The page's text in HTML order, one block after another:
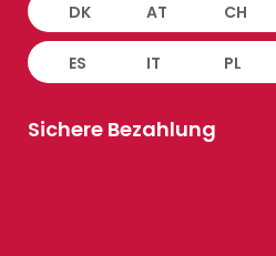
DK AT CH
ES IT PL
Sichere Bezahlung